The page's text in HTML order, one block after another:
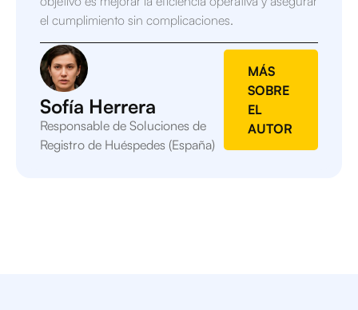
el cumplimiento sin complicaciones.
Sofía Herrera
Responsable de Soluciones de
Registro de Huéspedes (España)
MÁS
SOBRE
EL
AUTOR